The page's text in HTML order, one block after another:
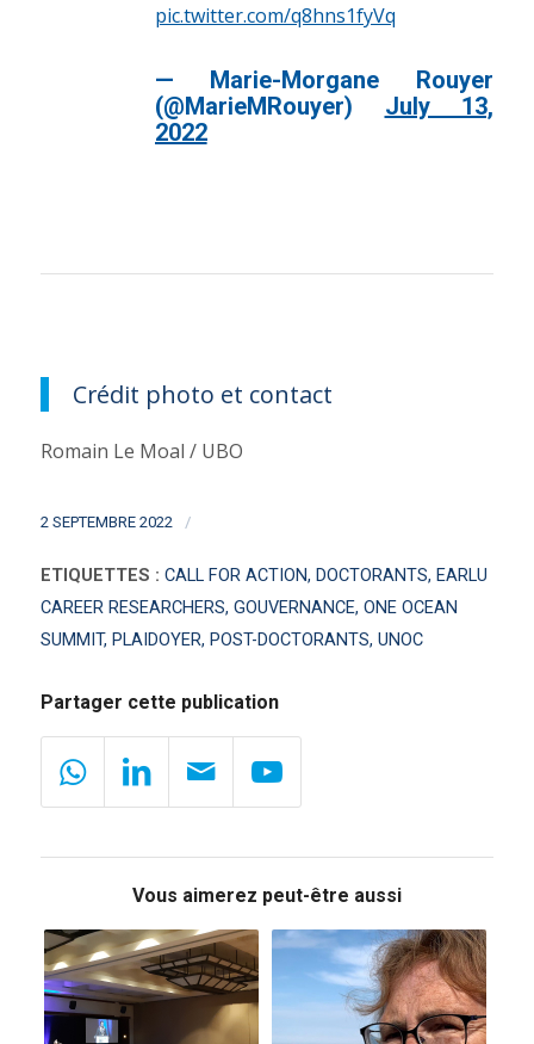
pic.twitter.com/q8hns1fyVq
— Marie-Morgane Rouyer
(@MarieMRouyer) July 13,
2022
Crédit photo et contact
Romain Le Moal / UBO
2 SEPTEMBRE 2022 /
ETIQUETTES : CALL FOR ACTION, DOCTORANTS, EARLU
CAREER RESEARCHERS, GOUVERNANCE, ONE OCEAN
SUMMIT, PLAIDOYER, POST-DOCTORANTS, UNOC
Partager cette publication
Vous aimerez peut-être aussi